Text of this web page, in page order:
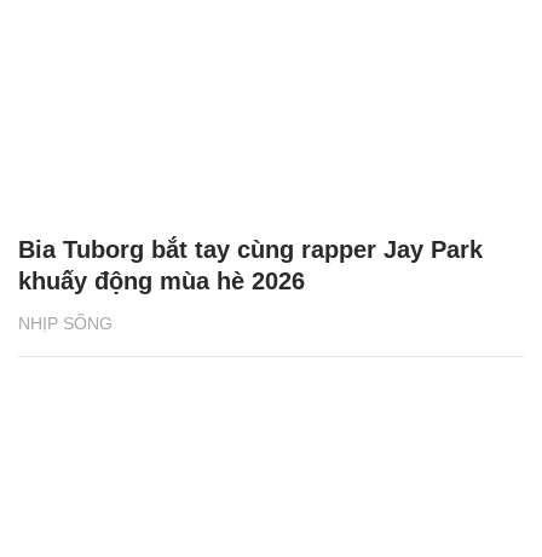
NHỊP SỐNG
Bia Tuborg bắt tay cùng rapper Jay Park
khuấy động mùa hè 2026